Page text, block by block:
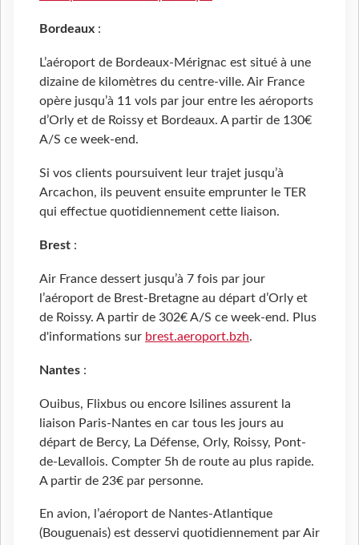
Bordeaux :
L’aéroport de Bordeaux-Mérignac est situé à une
dizaine de kilomètres du centre-ville. Air France
opère jusqu’à 11 vols par jour entre les aéroports
d’Orly et de Roissy et Bordeaux. A partir de 130€
A/S ce week-end.
Si vos clients poursuivent leur trajet jusqu’à
Arcachon, ils peuvent ensuite emprunter le TER
qui effectue quotidiennement cette liaison.
Brest :
Air France dessert jusqu’à 7 fois par jour
l’aéroport de Brest-Bretagne au départ d’Orly et
de Roissy. A partir de 302€ A/S ce week-end. Plus
d'informations sur brest.aeroport.bzh.
Nantes :
Ouibus, Flixbus ou encore Isilines assurent la
liaison Paris-Nantes en car tous les jours au
départ de Bercy, La Défense, Orly, Roissy, Pont-
de-Levallois. Compter 5h de route au plus rapide.
A partir de 23€ par personne.
En avion, l’aéroport de Nantes-Atlantique
(Bouguenais) est desservi quotidiennement par Air